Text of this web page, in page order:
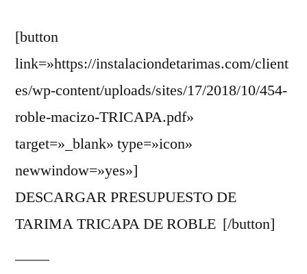
/
TARIMA
TRICAPA
[button
link=»https://instalaciondetarimas.com/client
es/wp-content/uploads/sites/17/2018/10/454-
roble-macizo-TRICAPA.pdf»
target=»_blank» type=»icon»
newwindow=»yes»]
DESCARGAR PRESUPUESTO DE
TARIMA TRICAPA DE ROBLE [/button]